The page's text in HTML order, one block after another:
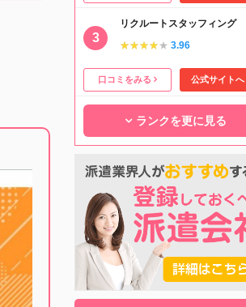
リクルートスタッフィング
★★★★★
★★★★★ 3.96
口コミをみる 公式サイトへ
ランクを更に見る